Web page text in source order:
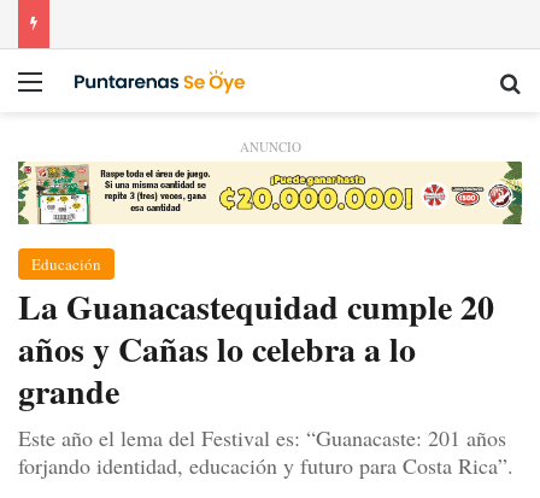
Menú
ANUNCIO
Educación
La Guanacastequidad cumple 20
años y Cañas lo celebra a lo
grande
Este año el lema del Festival es: “Guanacaste: 201 años
forjando identidad, educación y futuro para Costa Rica”.